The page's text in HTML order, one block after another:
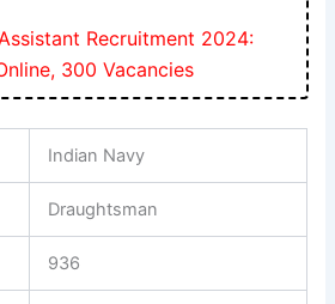
Recruitment 2024:
300 Vacancies
Indian Navy
Draughtsman
936